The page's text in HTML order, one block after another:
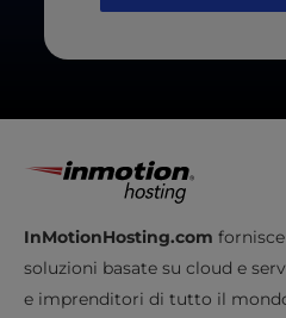
InMotionHosting.com
soluzioni basate su cloud e
e imprenditori di tutto il